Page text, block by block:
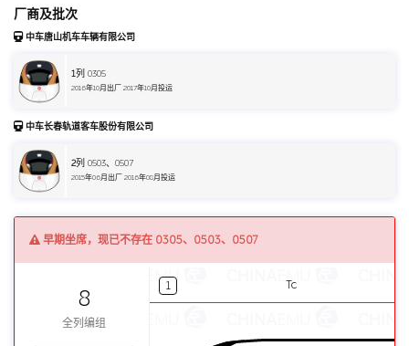
厂商及批次
中车唐山机车车辆有限公司
1列 0305
2016年10月出厂 2017年10月投运
中车长春轨道客车股份有限公司
2列 0503、0507
2015年06月出厂 2016年08月投运
早期坐席，现已不存在 0305、0503、0507
8
全列编组
1 Tc